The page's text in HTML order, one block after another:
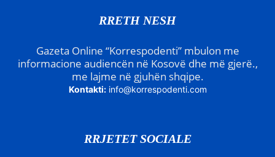
RRETH NESH
Gazeta Online “Korrespodenti” mbulon me
informacione audiencën në Kosovë dhe më gjerë.,
me lajme në gjuhën shqipe.
Kontakti: info@korrespodenti.com
RRJETET SOCIALE